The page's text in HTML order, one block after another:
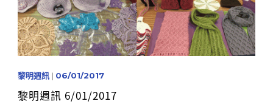
黎明週訊| 06/01/2017
黎明週訊 6/01/2017